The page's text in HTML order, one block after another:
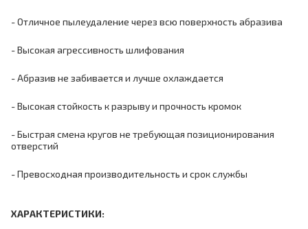
- Отличное пылеудаление через всю поверхность абразива
- Высокая агрессивность шлифования
- Абразив не забивается и лучше охлаждается
- Высокая стойкость к разрыву и прочность кромок
- Быстрая смена кругов не требующая позиционирования
отверстий
- Превосходная производительность и срок службы
ХАРАКТЕРИСТИКИ: